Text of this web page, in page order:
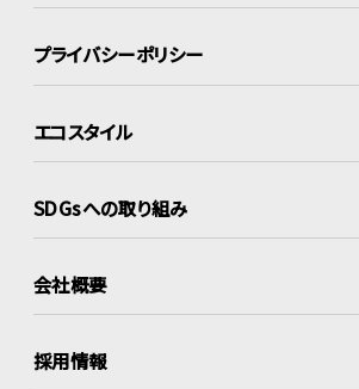
プライバシーポリシー
エコスタイル
SDGsへの取り組み
会社概要
採用情報